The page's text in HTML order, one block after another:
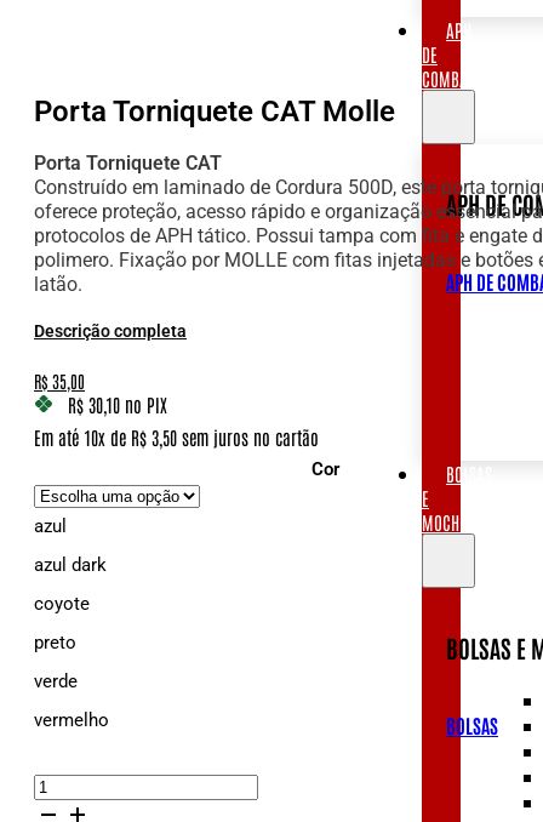
APH
DE
COMBATE
APH DE
APH DE
BOLSAS
E
MOCHILAS
BOLSAS E
BOLSAS
Porta Torniquete CAT Molle
Porta Torniquete CAT
Construído em laminado de Cordura 500D, este porta
oferece proteção, acesso rápido e organização essencial
protocolos de APH tático. Possui tampa com fita e engate
polimero. Fixação por MOLLE com fitas injetadas e botões
latão.
Descrição completa
O
preço
original
era:
R$ 75,00.
R$ 35,00
O
preço
atual
é:
R$ 35,00.
R$ 30,10 no PIX
Em até 10x de R$ 3,50 sem juros no cartão
Cor
azul
azul dark
coyote
preto
verde
vermelho
Porta
Torniquete